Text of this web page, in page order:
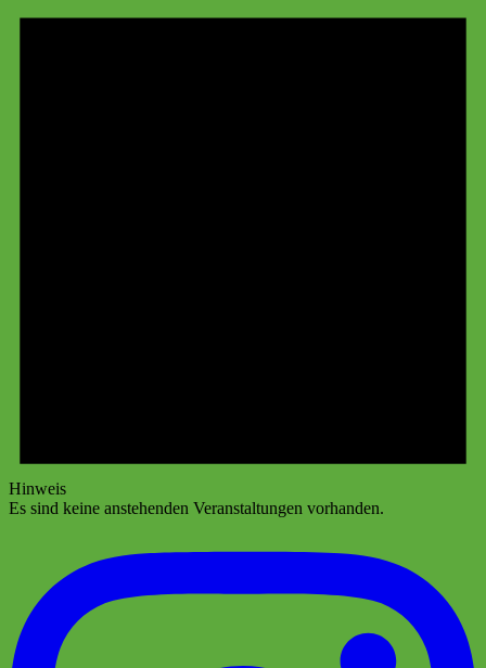
Hinweis
Es sind keine anstehenden Veranstaltungen vorhanden.